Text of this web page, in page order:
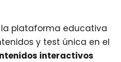
la plataforma educativa
y test única en el
interactivos